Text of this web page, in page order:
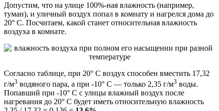
Допустим, что на улице 100%-ная влажность (например,
туман), и уличный воздух попал в комнату и нагрелся дома до
20° C. Посчитаем, какой станет относительная влажность
воздуха в комнате.
Согласно таблице, при 20° C воздух способен вместить 17,32
г/м3 водяного пара, а при -10° C — только 2,35 г/м3 воды.
Попавший при -10° C с улицы влажный воздух после
нагревания до 20° C будет иметь относительную влажность